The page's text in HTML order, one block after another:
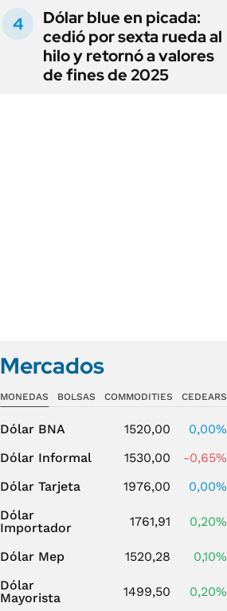
Dólar blue en picada:
cedió por sexta rueda al
hilo y retornó a valores
de fines de 2025
Mercados
MONEDAS BOLSAS COMMODITIES CEDEARS
Dólar BNA 1520,00
0,00%
Dólar Informal
1530,00
-0,65%
Dólar Tarjeta
1976,00
0,00%
Dólar
Importador
1761,91 0,20%
Dólar Mep 1520,28
0,10%
Dólar
Mayorista
1499,50 0,20%